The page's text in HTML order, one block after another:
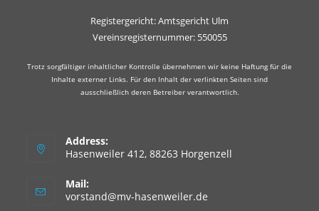
Registergericht: Amtsgericht Ulm
Vereinsregisternummer: 550055
Trotz sorgfältiger inhaltlicher Kontrolle übernehmen wir keine Haftung für die
Inhalte externer Links. Für den Inhalt der verlinkten Seiten sind
ausschließlich deren Betreiber verantwortlich.
Address:
Hasenweiler 412, 88263 Horgenzell
Mail:
vorstand@mv-hasenweiler.de